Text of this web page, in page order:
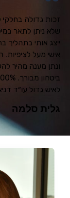
זכות גדולה בחלקי
שלא ניתן לתאר
ייצג אותי בתהליך
אישי מעל
ונתן מענה מהיר
לאיש גדול עו״ד
גלית סלמה